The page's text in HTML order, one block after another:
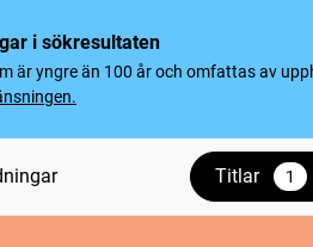
i sökresultaten
är yngre än 100 år och omfattas av
Titlar 1
vald